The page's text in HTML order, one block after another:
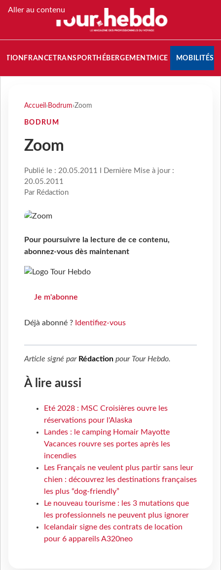
Aller au contenu
FRANCETRANSPORT HÉBERGEMENTMICE MOBILITÉS
Accueil › Bodrum›Zoom
BODRUM
Zoom
Publié le : 20.05.2011 I Dernière Mise à jour :
20.05.2011
Par Rédaction
Pour poursuivre la lecture de ce contenu,
abonnez-vous dès maintenant
Je m'abonne
Déjà abonné ? Identifiez-vous
Article signé par Rédaction pour Tour Hebdo.
À lire aussi
Eté 2028 : MSC Croisières ouvre les
réservations pour l'Alaska
Landes : le camping Homair Mayotte
Vacances rouvre ses portes après les
incendies
Les Français ne veulent plus partir sans leur
chien : découvrez les destinations françaises
les plus “dog-friendly”
Le nouveau tourisme : les 3 mutations que
les professionnels ne peuvent plus ignorer
Icelandair signe des contrats de location
pour 6 appareils A320neo